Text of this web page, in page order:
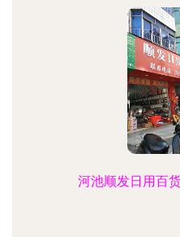
河池顺发日用百